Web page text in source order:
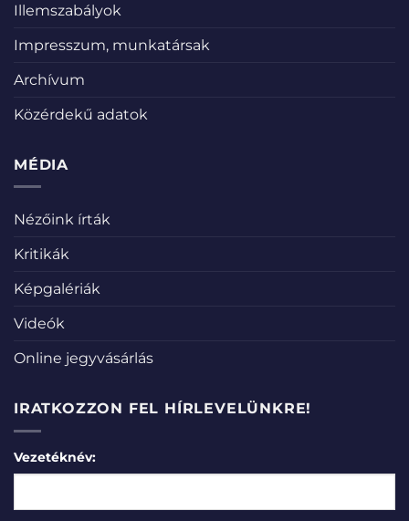
Illemszabályok
Impresszum, munkatársak
Archívum
Közérdekű adatok
MÉDIA
Nézőink írták
Kritikák
Képgalériák
Videók
Online jegyvásárlás
IRATKOZZON FEL HÍRLEVELÜNKRE!
Vezetéknév: